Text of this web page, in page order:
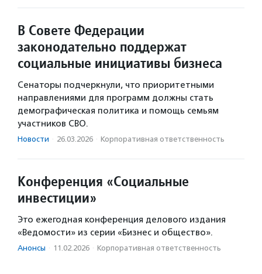
В Совете Федерации
законодательно поддержат
социальные инициативы бизнеса
Сенаторы подчеркнули, что приоритетными
направлениями для программ должны стать
демографическая политика и помощь семьям
участников СВО.
Новости · 26.03.2026 · Корпоративная ответственность
Конференция «Социальные
инвестиции»
Это ежегодная конференция делового издания
«Ведомости» из серии «Бизнес и общество».
Анонсы · 11.02.2026 · Корпоративная ответственность